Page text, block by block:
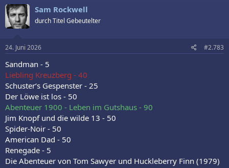
Sam Rockwell
durch Titel Gebeutelter
24. Juni 2026 #2.783
Sandman - 5
Liebling Kreuzberg - 40
Schuster‘s Gespenster - 25
Der Löwe ist los - 50
Abenteuer 1900 - Leben im Gutshaus - 90
Jim Knopf und die wilde 13 - 50
Spider-Noir - 50
American Dad - 50
Renegade - 5
Die Abenteuer von Tom Sawyer und Huckleberry Finn (1979)